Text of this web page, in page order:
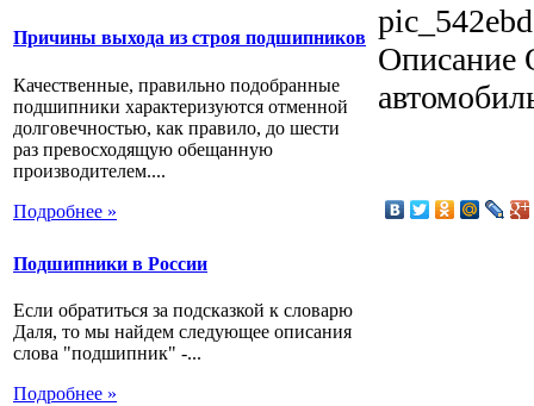
Причины выхода из строя подшипников
Качественные, правильно подобранные
подшипники характеризуются отменной
долговечностью, как правило, до шести
раз превосходящую обещанную
производителем....
Подробнее »
Подшипники в России
Если обратиться за подсказкой к словарю
Даля, то мы найдем следующее описания
слова "подшипник" -...
Подробнее »
Описание